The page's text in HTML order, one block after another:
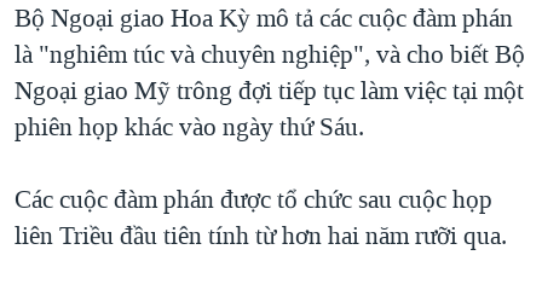
Bộ Ngoại giao Hoa Kỳ mô tả các cuộc đàm phán
là "nghiêm túc và chuyên nghiệp", và cho biết Bộ
Ngoại giao Mỹ trông đợi tiếp tục làm việc tại một
phiên họp khác vào ngày thứ Sáu.
Các cuộc đàm phán được tổ chức sau cuộc họp
liên Triều đầu tiên tính từ hơn hai năm rưỡi qua.